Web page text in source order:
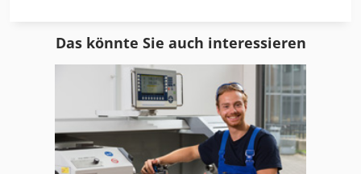
Idx 23
International 1700
Das könnte Sie auch interessieren